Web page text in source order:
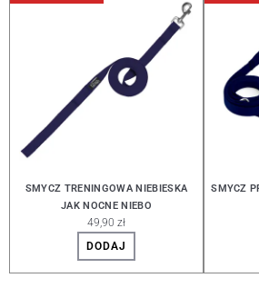
SMYCZ TRENINGOWA NIEBIESKA
JAK NOCNE NIEBO
49,90 zł
DODAJ
SMYCZ